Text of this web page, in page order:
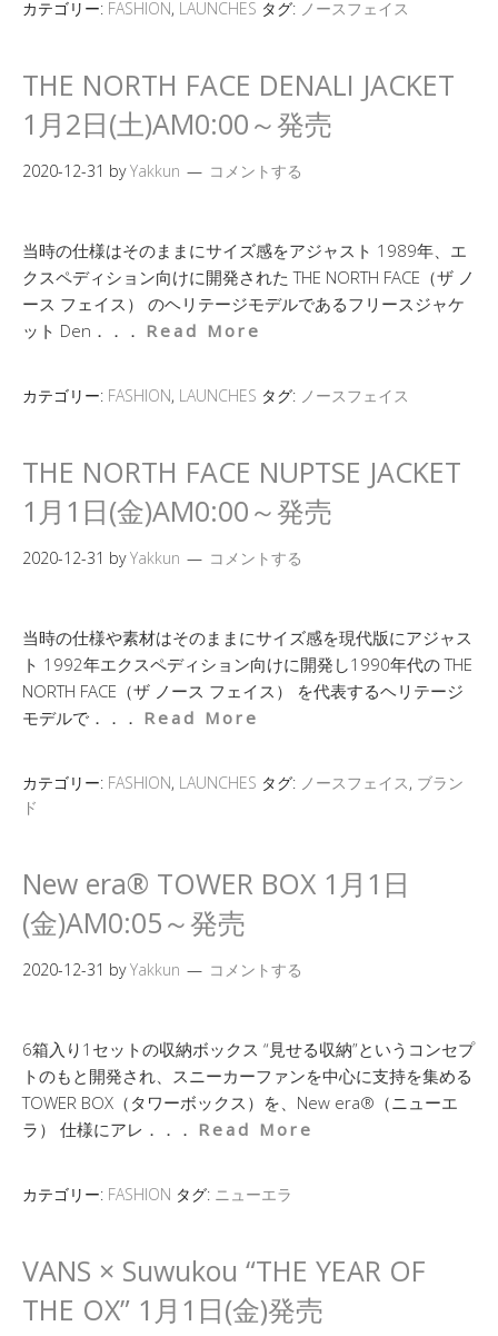
カテゴリー: FASHION, LAUNCHES タグ: ノースフェイス
THE NORTH FACE DENALI JACKET
1月2日(土)AM0:00～発売
2020-12-31 byYakkun コメントする
当時の仕様はそのままにサイズ感をアジャスト 1989年、エ
クスペディション向けに開発された THE NORTH FACE（ザ ノ
ース フェイス） のヘリテージモデルであるフリースジャケ
ット Den．．． Read More
カテゴリー: FASHION, LAUNCHES タグ: ノースフェイス
THE NORTH FACE NUPTSE JACKET
1月1日(金)AM0:00～発売
2020-12-31 byYakkun コメントする
当時の仕様や素材はそのままにサイズ感を現代版にアジャス
ト 1992年エクスペディション向けに開発し1990年代の THE
NORTH FACE（ザ ノース フェイス） を代表するヘリテージ
モデルで．．． Read More
カテゴリー: FASHION, LAUNCHES タグ: ノースフェイス, ブラン
ド
New era® TOWER BOX 1月1日
(金)AM0:05～発売
2020-12-31 byYakkun コメントする
6箱入り1セットの収納ボックス “見せる収納”というコンセプ
トのもと開発され、スニーカーファンを中心に支持を集める
TOWER BOX（タワーボックス）を、New era®（ニューエ
ラ） 仕様にアレ．．． Read More
カテゴリー: FASHION タグ: ニューエラ
VANS × Suwukou “THE YEAR OF
THE OX” 1月1日(金)発売